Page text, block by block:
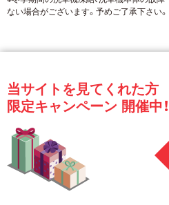
ない場合がございます。予めご了承下さい。
当サイトを見てくれた方
限定キャンペーン 開催中！